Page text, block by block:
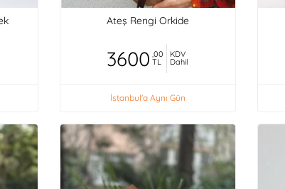
Ateş Rengi Orkide
3600 ,00
TL
KDV
Dahil
İstanbul'a Aynı Gün